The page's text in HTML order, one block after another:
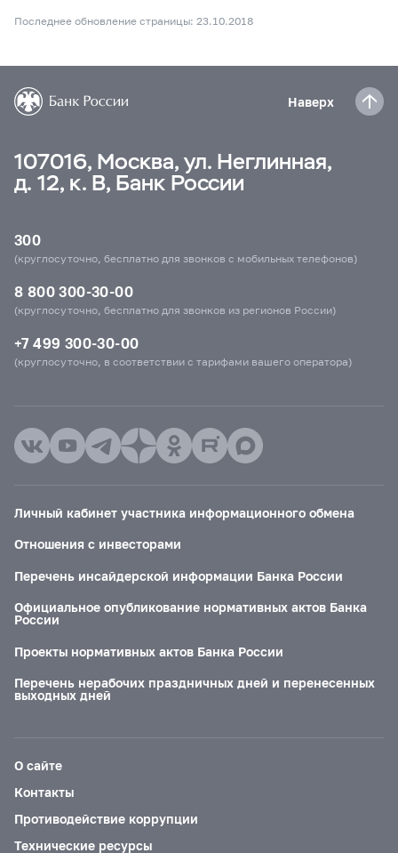
Последнее обновление страницы: 23.10.2018
Наверх
107016, Москва, ул. Неглинная,
д. 12, к. В, Банк России
300
(круглосуточно, бесплатно для звонков с мобильных телефонов)
8 800 300-30-00
(круглосуточно, бесплатно для звонков из регионов России)
+7 499 300-30-00
(круглосуточно, в соответствии с тарифами вашего оператора)
Личный кабинет участника информационного обмена
Отношения с инвесторами
Перечень инсайдерской информации Банка России
Официальное опубликование нормативных актов Банка
России
Проекты нормативных актов Банка России
Перечень нерабочих праздничных дней и перенесенных
выходных дней
О сайте
Контакты
Противодействие коррупции
Технические ресурсы